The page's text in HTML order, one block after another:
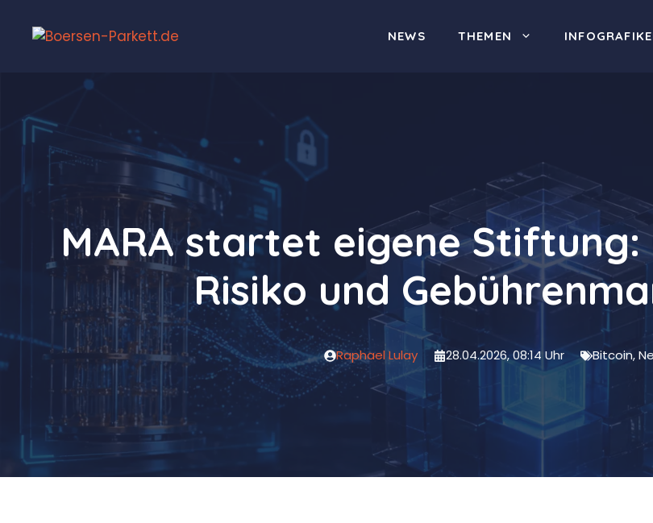
Inhalt
NEWS THEMEN
MARA startet eigene
Risiko und
Raphael Lulay 28.04.2026, 08:14 Uhr Bitcoin,